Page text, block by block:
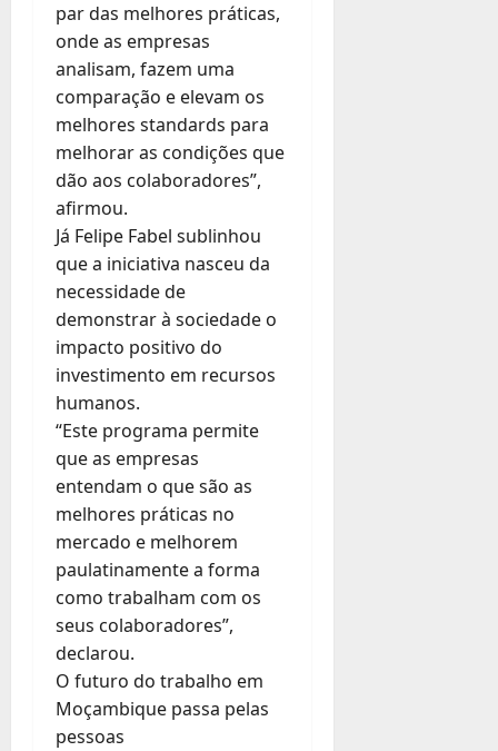
par das melhores práticas,
onde as empresas
analisam, fazem uma
comparação e elevam os
melhores standards para
melhorar as condições que
dão aos colaboradores”,
afirmou.
Já Felipe Fabel sublinhou
que a iniciativa nasceu da
necessidade de
demonstrar à sociedade o
impacto positivo do
investimento em recursos
humanos.
“Este programa permite
que as empresas
entendam o que são as
melhores práticas no
mercado e melhorem
paulatinamente a forma
como trabalham com os
seus colaboradores”,
declarou.
O futuro do trabalho em
Moçambique passa pelas
pessoas